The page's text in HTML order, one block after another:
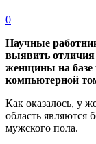
0
Научные
выявить
женщины на базе
компьютерной
Как оказалось, у
область являются
мужского пола.